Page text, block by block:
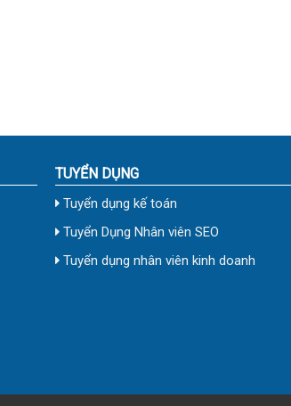
TUYỂN DỤNG
Tuyển dụng kế toán
Tuyển Dụng Nhân viên SEO
Tuyển dụng nhân viên kinh doanh